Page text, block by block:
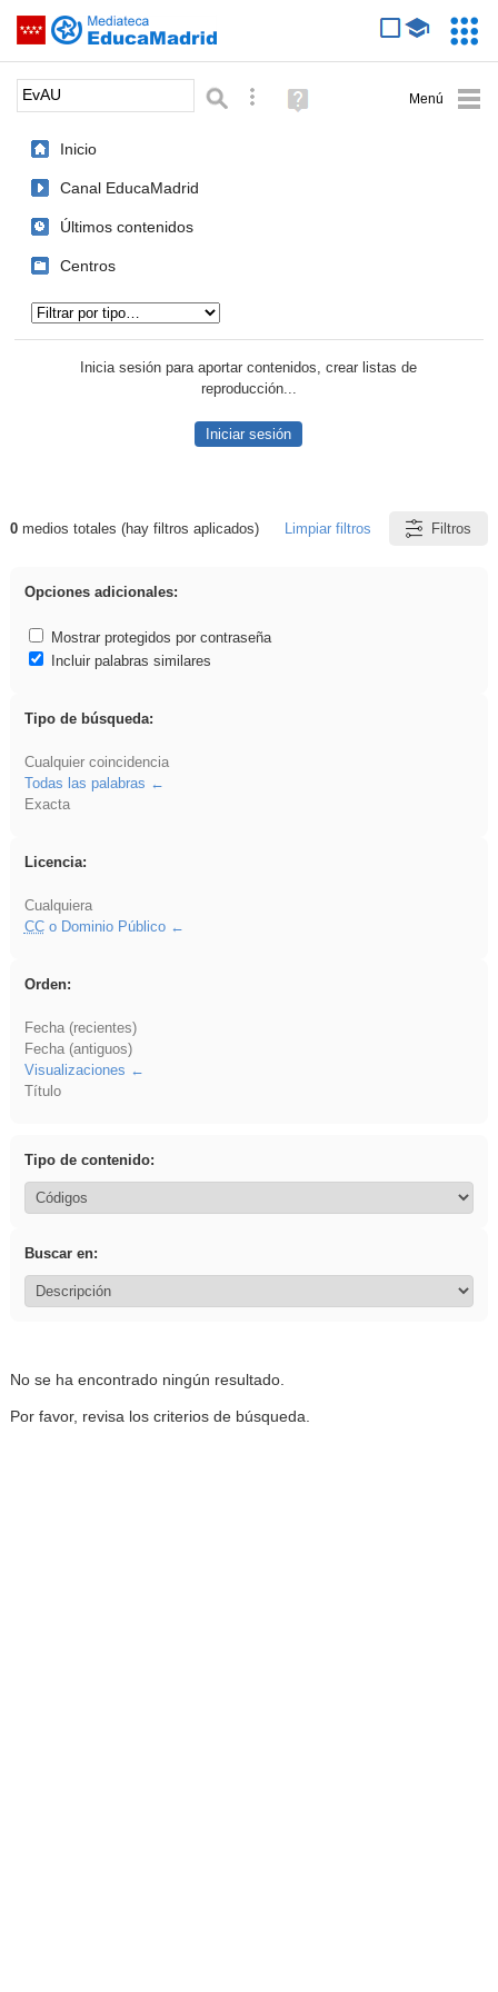
Saltar navegación
Palabra o frase: Búsqueda avanzada
Ayuda
(en
Inicio
Canal EducaMadrid
Últimos contenidos
Centros
Inicia sesión para aportar contenidos, crear listas de
reproducción...
Iniciar sesión
Resultados de: EvAU
0medios totales (hay filtros aplicados) Limpiar filtros Filtros
Opciones adicionales:
Mostrar protegidos por contraseña
Incluir palabras similares
Tipo de búsqueda:
Cualquier coincidencia
Todas las palabras
Exacta
Licencia:
Cualquiera
CCo Dominio Público
Orden:
Fecha (recientes)
Fecha (antiguos)
Visualizaciones
Título
Tipo de contenido:
Buscar en:
No se ha encontrado ningún resultado.
Por favor, revisa los criterios de búsqueda.